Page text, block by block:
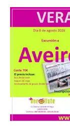
fase de
Situación
Plan
riesgos
10 Ago 2026